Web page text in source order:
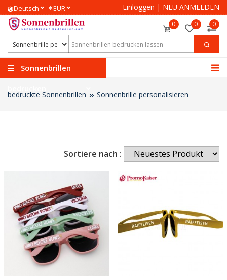
Deutsch €EUR Einloggen | NEU ANMELDEN
0 0 0
Sonnenbrillen
bedruckte Sonnenbrillen Sonnenbrille personalisieren
Sortiere nach :